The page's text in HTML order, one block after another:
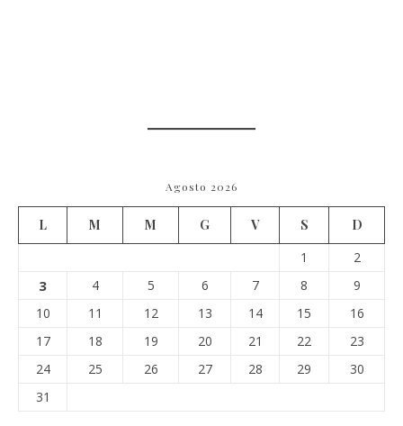
Agosto 2026
L M M G V S
D
1
2
3 4 5 6 7 8
9
10
11 12 13 14 15
16
17
18 19 20 21 22
23
24
25 26 27 28 29
30
31